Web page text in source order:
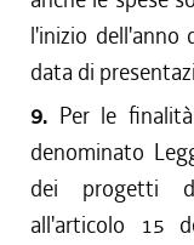
l'inizio dell'anno
data di
9. Per le
denominato
dei progetti
all'articolo 15